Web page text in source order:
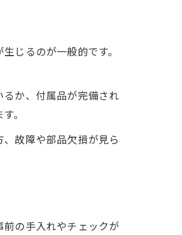
じるのが一般的です。
か、付属品が完備され
。
故障や部品欠損が見ら
の手入れやチェックが